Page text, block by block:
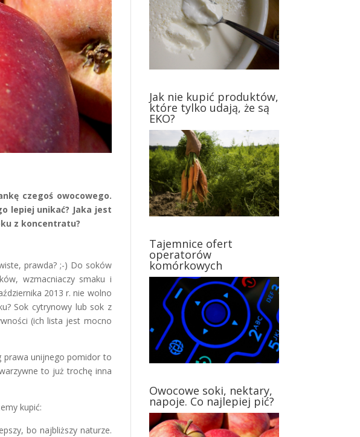
czegoś owocowego.
lepiej unikać? Jaka jest
z koncentratu?
prawda? ;-) Do soków
wzmacniaczy smaku i
2013 r. nie wolno
Sok cytrynowy lub sok z
(ich lista jest mocno
unijnego pomidor to
to już trochę inna
kupić:
bo najbliższy naturze.
Jak nie kupić produktów,
które tylko udają, że są
EKO?
Tajemnice ofert
operatorów
komórkowych
Owocowe soki, nektary,
napoje. Co najlepiej pić?